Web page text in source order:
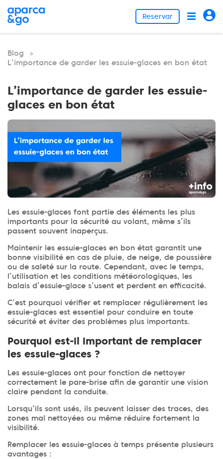
Reservar
Blog >
L’importance de garder les essuie-glaces en bon état
L’importance de garder les essuie-
glaces en bon état
Les essuie-glaces font partie des éléments les plus
importants pour la sécurité au volant, même s’ils
passent souvent inaperçus.
Maintenir les essuie-glaces en bon état garantit une
bonne visibilité en cas de pluie, de neige, de poussière
ou de saleté sur la route. Cependant, avec le temps,
l’utilisation et les conditions météorologiques, les
balais d’essuie-glace s’usent et perdent en efficacité.
C’est pourquoi vérifier et remplacer régulièrement les
essuie-glaces est essentiel pour conduire en toute
sécurité et éviter des problèmes plus importants.
Pourquoi est-il important de remplacer
les essuie-glaces ?
Les essuie-glaces ont pour fonction de nettoyer
correctement le pare-brise afin de garantir une vision
claire pendant la conduite.
Lorsqu’ils sont usés, ils peuvent laisser des traces, des
zones mal nettoyées ou même réduire fortement la
visibilité.
Remplacer les essuie-glaces à temps présente plusieurs
avantages :